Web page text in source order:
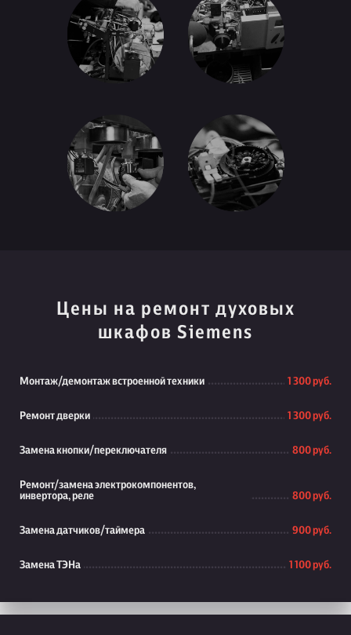
Цены на ремонт духовых
шкафов Siemens
Монтаж/демонтаж встроенной техники 1 300 руб.
Ремонт дверки 1 300 руб.
Замена кнопки/переключателя 800 руб.
Ремонт/замена электрокомпонентов,
инвертора, реле
800 руб.
Замена датчиков/таймера 900 руб.
Замена ТЭНа 1 100 руб.